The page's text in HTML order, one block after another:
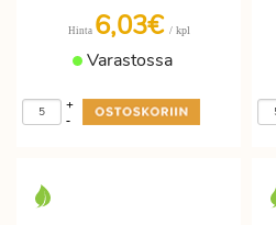
Hinta 6,03€ / kpl
Varastossa
-
+